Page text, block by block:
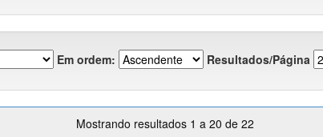
Em ordem: Resultados/Página
Mostrando resultados 1 a 20 de 22